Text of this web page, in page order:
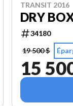
TRANSIT 2016
DRY
34180
19 500 $
15